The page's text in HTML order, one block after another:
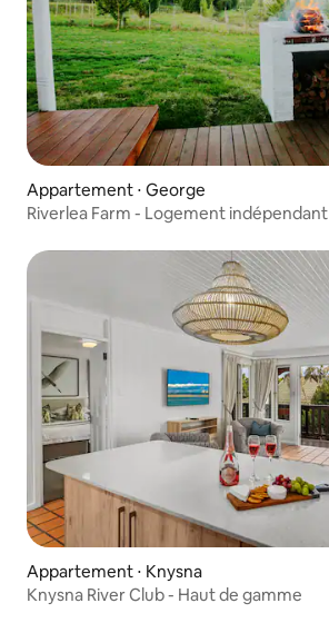
Appartement ⋅ George
Riverlea Farm - Logement indépendant
Appartement ⋅ Knysna
Knysna River Club - Haut de gamme